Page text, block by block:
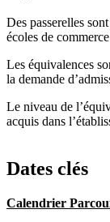
Des passerelles
écoles de
Les équivalences
la demande
Le niveau de
acquis dans
Dates clés
Calendrier